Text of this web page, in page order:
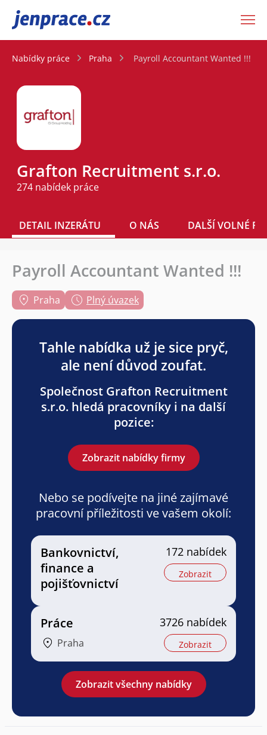
JenPráce.cz
Nabídky práce Praha Payroll Accountant Wanted !!!
Grafton Recruitment s.r.o.
274 nabídek práce
DETAIL INZERÁTU O NÁS DALŠÍ VOLNÉ
Payroll Accountant Wanted !!!
Praha Plný úvazek
Tahle nabídka už je sice pryč,
ale není důvod zoufat.
Společnost Grafton Recruitment
s.r.o. hledá pracovníky i na další
pozice:
Zobrazit nabídky firmy
Nebo se podívejte na jiné zajímavé
pracovní příležitosti ve vašem okolí:
Bankovnictví,
finance a
pojišťovnictví
172 nabídek
Zobrazit
Práce
Praha
3726 nabídek
Zobrazit
Zobrazit všechny nabídky